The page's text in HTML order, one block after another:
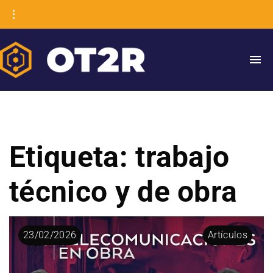
Etiqueta:trabajo
técnico y de obra
23/02/2026 Artículos